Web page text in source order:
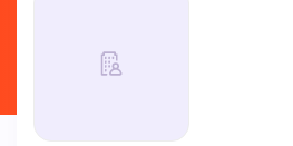
ПРОЕКТЫ